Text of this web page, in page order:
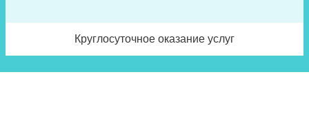
Круглосуточное оказание услуг